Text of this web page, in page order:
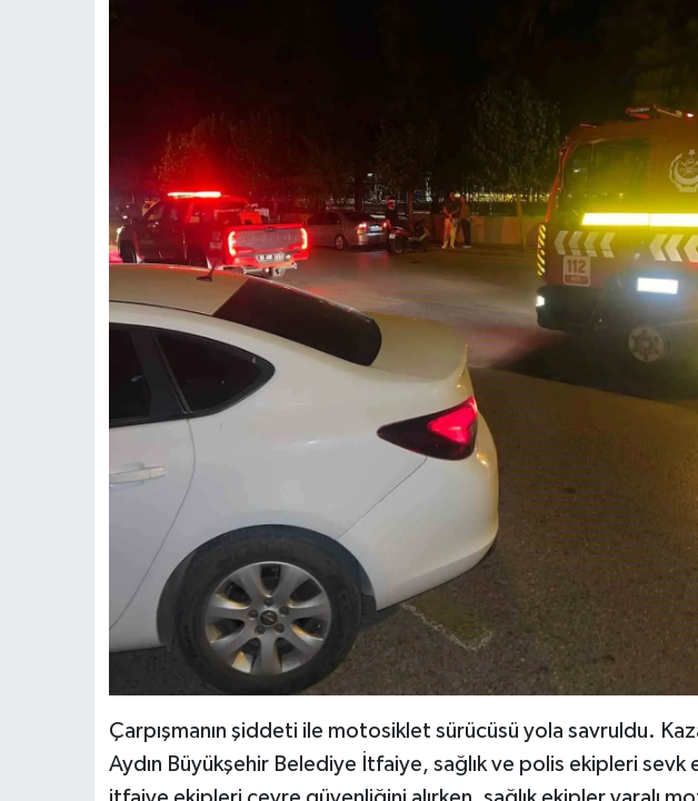
Çarpışmanın şiddeti ile motosiklet sürücüsü yola savruldu.
Aydın Büyükşehir Belediye İtfaiye, sağlık ve polis ekipleri